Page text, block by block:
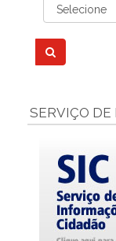
SERVIÇO DE